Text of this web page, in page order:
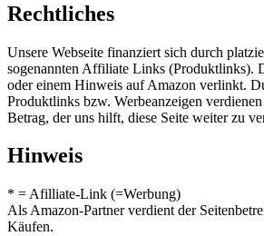
Rechtliches
Unsere Webseite finanziert sich durch
sogenannten Affiliate Links (Produktlinks).
oder einem Hinweis auf Amazon verlinkt.
Produktlinks bzw. Werbeanzeigen
Betrag, der uns hilft, diese Seite weiter zu
Hinweis
* = Afilliate-Link (=Werbung)
Als Amazon-Partner verdient der
Käufen.